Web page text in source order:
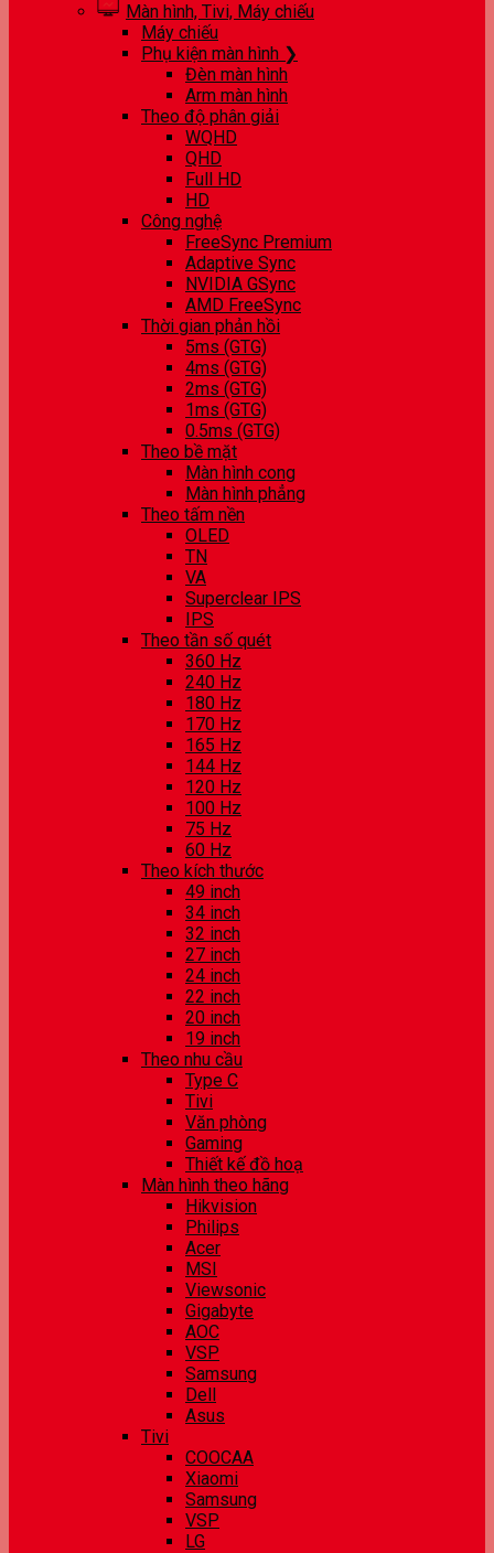
Màn hình, Tivi, Máy chiếu
Máy chiếu
Phụ kiện màn hình ❯
Đèn màn hình
Arm màn hình
Theo độ phân giải
WQHD
QHD
Full HD
HD
Công nghệ
FreeSync Premium
Adaptive Sync
NVIDIA GSync
AMD FreeSync
Thời gian phản hồi
5ms (GTG)
4ms (GTG)
2ms (GTG)
1ms (GTG)
0.5ms (GTG)
Theo bề mặt
Màn hình cong
Màn hình phẳng
Theo tấm nền
OLED
TN
VA
Superclear IPS
IPS
Theo tần số quét
360 Hz
240 Hz
180 Hz
170 Hz
165 Hz
144 Hz
120 Hz
100 Hz
75 Hz
60 Hz
Theo kích thước
49 inch
34 inch
32 inch
27 inch
24 inch
22 inch
20 inch
19 inch
Theo nhu cầu
Type C
Tivi
Văn phòng
Gaming
Thiết kế đồ hoạ
Màn hình theo hãng
Hikvision
Philips
Acer
MSI
Viewsonic
Gigabyte
AOC
VSP
Samsung
Dell
Asus
Tivi
COOCAA
Xiaomi
Samsung
VSP
LG